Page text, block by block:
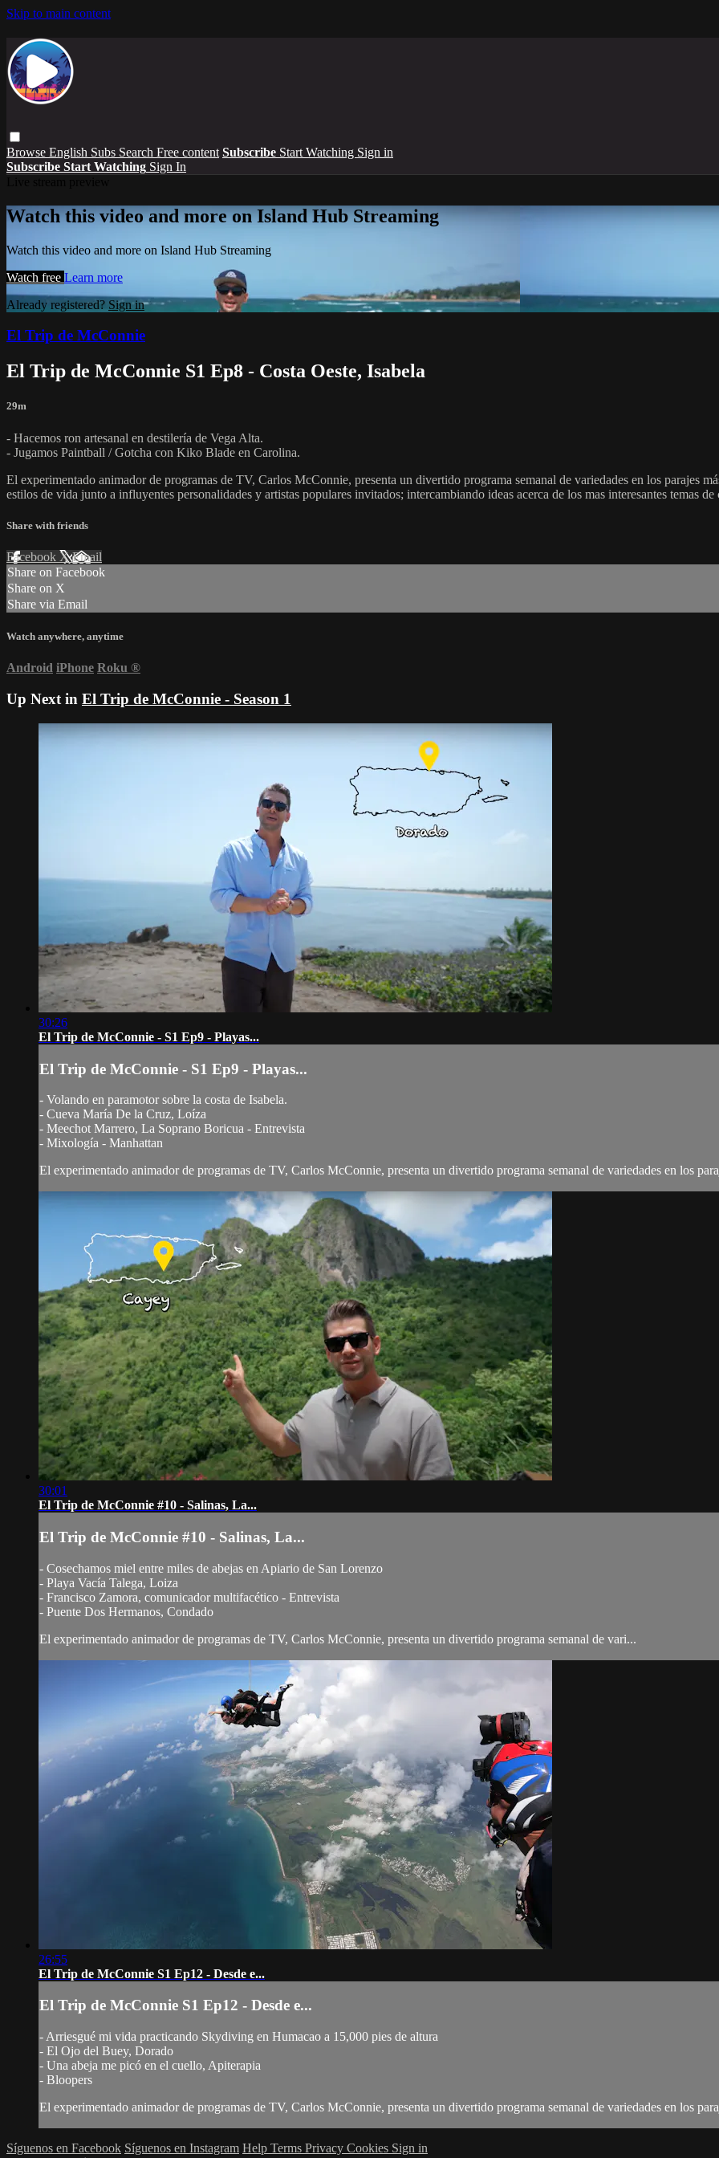
Skip to main content
Browse English Subs Search Free content Subscribe Start Watching Sign in
Subscribe Start Watching Sign In
Watch this video and more on Island Hub Streaming
Watch this video and more on Island Hub Streaming
Watch free Learn more
Already registered? Sign in
El Trip de McConnie
El Trip de McConnie S1 Ep8 - Costa Oeste, Isabela
29m
- Hacemos ron artesanal en destilería de Vega Alta.
- Jugamos Paintball / Gotcha con Kiko Blade en Carolina.
El experimentado animador de programas de TV, Carlos McConnie, presenta un divertido programa semanal de variedades en los parajes
estilos de vida junto a influyentes personalidades y artistas populares invitados; intercambiando ideas acerca de los mas interesantes temas
Share with friends
Facebook XEmail
Share on Facebook
Share on X
Share via Email
Watch anywhere, anytime
Android iPhone Roku ®
Up Next in El Trip de McConnie - Season 1
30:26
El Trip de McConnie - S1 Ep9 - Playas...
El Trip de McConnie - S1 Ep9 - Playas...
- Volando en paramotor sobre la costa de Isabela.
- Cueva María De la Cruz, Loíza
- Meechot Marrero, La Soprano Boricua - Entrevista
- Mixología - Manhattan
El experimentado animador de programas de TV, Carlos McConnie, presenta un divertido programa semanal de variedades en los
30:01
El Trip de McConnie #10 - Salinas, La...
El Trip de McConnie #10 - Salinas, La...
- Cosechamos miel entre miles de abejas en Apiario de San Lorenzo
- Playa Vacía Talega, Loiza
- Francisco Zamora, comunicador multifacético - Entrevista
- Puente Dos Hermanos, Condado
El experimentado animador de programas de TV, Carlos McConnie, presenta un divertido programa semanal de vari...
26:55
El Trip de McConnie S1 Ep12 - Desde e...
El Trip de McConnie S1 Ep12 - Desde e...
- Arriesgué mi vida practicando Skydiving en Humacao a 15,000 pies de altura
- El Ojo del Buey, Dorado
- Una abeja me picó en el cuello, Apiterapia
- Bloopers
El experimentado animador de programas de TV, Carlos McConnie, presenta un divertido programa semanal de variedades en los
Síguenos en Facebook Síguenos en Instagram Help Terms Privacy Cookies Sign in